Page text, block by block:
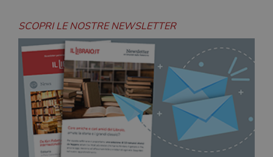
SCOPRI LE NOSTRE NEWSLETTER